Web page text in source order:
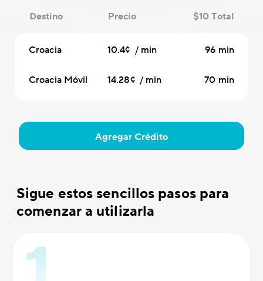
Destino Precio $10 Total
Croacia 10.4¢ / min 96 min
Croacia Móvil 14.28¢ / min 70 min
Agregar Crédito
Sigue estos sencillos pasos para
comenzar a utilizarla